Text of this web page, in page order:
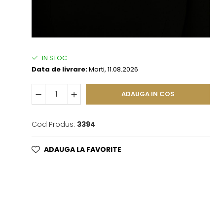
IN STOC
Data de livrare:Marti, 11.08.2026
ADAUGA IN COS
Cod Produs: 3394
ADAUGA LA FAVORITE